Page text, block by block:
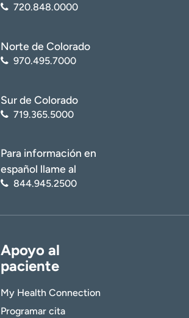
720.848.0000
Norte de Colorado
970.495.7000
Sur de Colorado
719.365.5000
Para información en
español llame al
844.945.2500
Apoyo al
paciente
My Health Connection
Programar cita